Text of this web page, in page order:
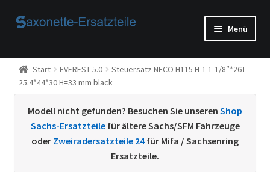
Zur
Zum
Menü
Start
AGB
Beispiel-Seite
Datenschutzerklärung von
Start EVEREST 5.0
Steuersatz NECO H115 H-1 1-1/8″*26T
25.4*44*30 H=33 mm black
Modell nicht gefunden? Besuchen Sie unseren Shop
Sachs-Ersatzteilefür ältere Sachs/SFM Fahrzeuge
oder Zweiradersatzteile 24für Mifa / Sachsenring
Ersatzteile.